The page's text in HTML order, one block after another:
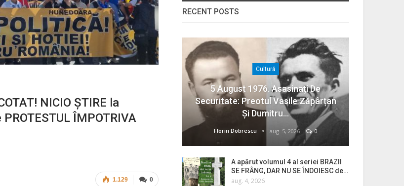
NICIO ȘTIRE la
ÎMPOTRIVA
0
1.129
RECENT POSTS
Cultură
5 August 1976. Asasinați De
Securitate: Preotul Vasile Zăpârțan
Și Dumitru…
Florin Dobrescu aug. 5, 2026 0
A apărut volumul 4 al seriei BRAZII
SE FRÂNG, DAR NU SE ÎNDOIESC de…
aug. 4, 2026